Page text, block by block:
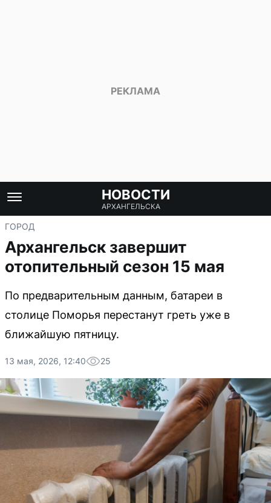
НОВОСТИ
АРХАНГЕЛЬСКА
ГОРОД
Архангельск завершит
отопительный сезон 15 мая
По предварительным данным, батареи в
столице Поморья перестанут греть уже в
ближайшую пятницу.
13 мая, 2026, 12:40 25